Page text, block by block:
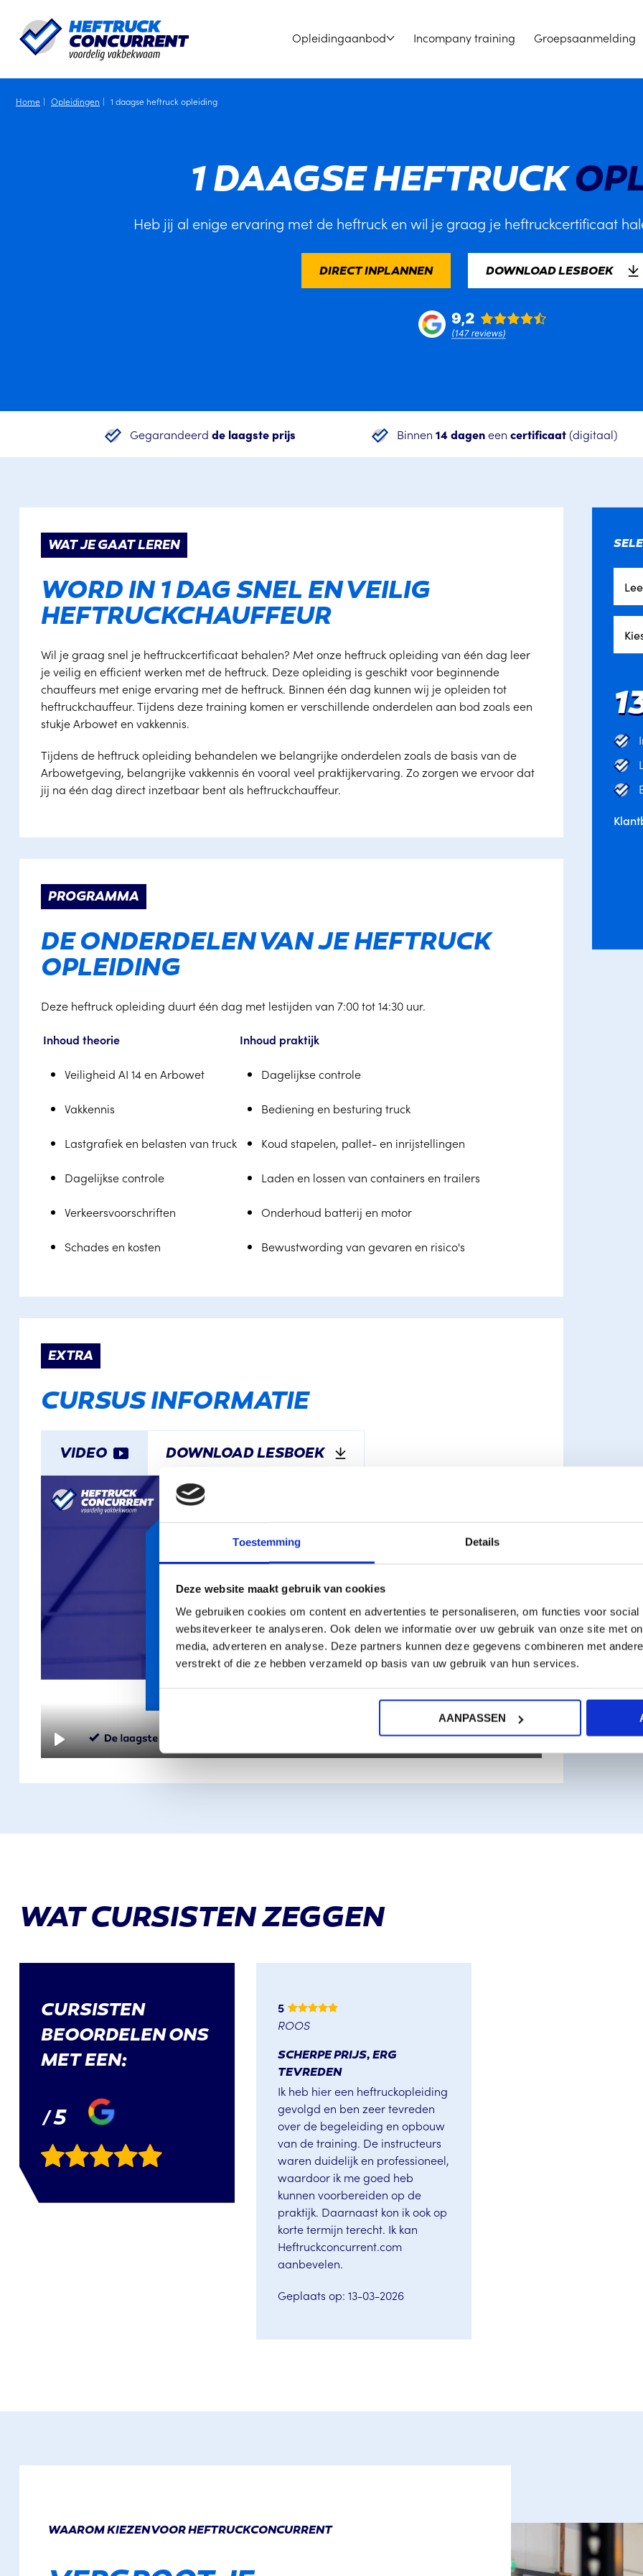
Toestemming Details
Deze website maakt gebruik van cookies
We gebruiken cookies om content en advertenties te personaliseren, om functies voor
websiteverkeer te analyseren. Ook delen we informatie over uw gebruik van onze site met
media, adverteren en analyse. Deze partners kunnen deze gegevens combineren met
verstrekt of die ze hebben verzameld op basis van uw gebruik van hun services.
AANPASSEN
Opleidingaanbod Incompany training Groepsaanmelding
Home Opleidingen 1 daagse heftruck opleiding
1 DAAGSE HEFTRUCK
Heb jij al enige ervaring met de heftruck en wil je graag je heftruckcertificaat
DIRECT INPLANNEN DOWNLOAD LESBOEK
Gegarandeerd de laagste prijs Binnen 14 dageneen certificaat(digitaal)
WAT JE GAAT LEREN
WORD IN 1 DAG SNEL EN VEILIG
HEFTRUCKCHAUFFEUR
Wil je graag snel je heftruckcertificaat behalen? Met onze heftruck opleiding van één dag leer
je veilig en efficient werken met de heftruck. Deze opleiding is geschikt voor beginnende
chauffeurs met enige ervaring met de heftruck. Binnen één dag kunnen wij je opleiden tot
heftruckchauffeur. Tijdens deze training komen er verschillende onderdelen aan bod zoals een
stukje Arbowet en vakkennis.
Tijdens de heftruck opleiding behandelen we belangrijke onderdelen zoals de basis van de
Arbowetgeving, belangrijke vakkennis én vooral veel praktijkervaring. Zo zorgen we ervoor dat
jij na één dag direct inzetbaar bent als heftruckchauffeur.
PROGRAMMA
DE ONDERDELEN VAN JE HEFTRUCK
OPLEIDING
Deze heftruck opleiding duurt één dag met lestijden van 7:00 tot 14:30 uur.
Inhoud theorie Inhoud praktijk
Veiligheid AI 14 en Arbowet Dagelijkse controle
Vakkennis Bediening en besturing truck
Lastgrafiek en belasten van truck Koud stapelen, pallet- en inrijstellingen
Dagelijkse controle Laden en lossen van containers en trailers
Verkeersvoorschriften Onderhoud batterij en motor
Schades en kosten Bewustwording van gevaren en risico's
EXTRA
CURSUS INFORMATIE
VIDEO DOWNLOAD LESBOEK
PLAY
00:50
ENTER
PLAY
WAT CURSISTEN ZEGGEN
CURSISTEN
BEOORDELEN ONS
MET EEN:
/5
5
ROOS
SCHERPE PRIJS, ERG
TEVREDEN
Ik heb hier een heftruckopleiding
gevolgd en ben zeer tevreden
over de begeleiding en opbouw
van de training. De instructeurs
waren duidelijk en professioneel,
waardoor ik me goed heb
kunnen voorbereiden op de
praktijk. Daarnaast kon ik ook op
korte termijn terecht. Ik kan
Heftruckconcurrent.com
aanbevelen.
Geplaats op: 13-03-2026
WAAROM KIEZEN VOOR HEFTRUCKCONCURRENT